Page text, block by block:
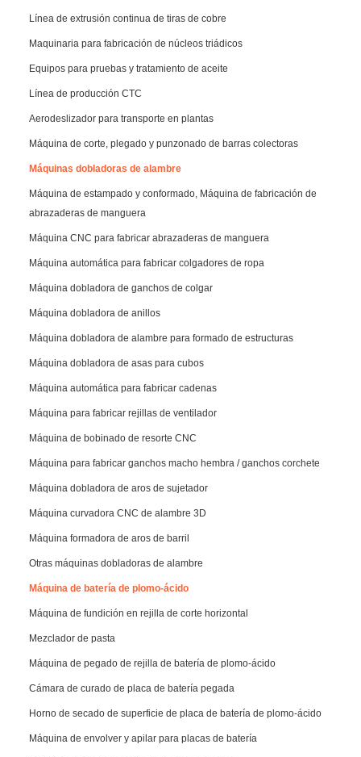
Línea de extrusión continua de tiras de cobre
Maquinaria para fabricación de núcleos triádicos
Equipos para pruebas y tratamiento de aceite
Línea de producción CTC
Aerodeslizador para transporte en plantas
Máquina de corte, plegado y punzonado de barras colectoras
Máquinas dobladoras de alambre
Máquina de estampado y conformado, Máquina de fabricación de
abrazaderas de manguera
Máquina CNC para fabricar abrazaderas de manguera
Máquina automática para fabricar colgadores de ropa
Máquina dobladora de ganchos de colgar
Máquina dobladora de anillos
Máquina dobladora de alambre para formado de estructuras
Máquina dobladora de asas para cubos
Máquina automática para fabricar cadenas
Máquina para fabricar rejillas de ventilador
Máquina de bobinado de resorte CNC
Máquina para fabricar ganchos macho hembra / ganchos corchete
Máquina dobladora de aros de sujetador
Máquina curvadora CNC de alambre 3D
Máquina formadora de aros de barril
Otras máquinas dobladoras de alambre
Máquina de batería de plomo-ácido
Máquina de fundición en rejilla de corte horizontal
Mezclador de pasta
Máquina de pegado de rejilla de batería de plomo-ácido
Cámara de curado de placa de batería pegada
Horno de secado de superficie de placa de batería de plomo-ácido
Máquina de envolver y apilar para placas de batería